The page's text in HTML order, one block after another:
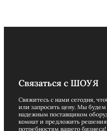
Связаться с ШОУЯ
Свяжитесь с нами сегодня,
или запросить цену. Мы
надежным поставщиком
комнат и предложить
потребностям вашего бизнеса!